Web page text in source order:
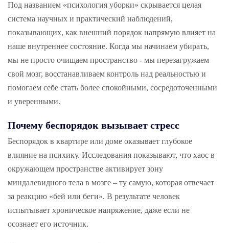
Под названием «психология уборки» скрывается целая
система научных и практический наблюдений,
показывающих, как внешний порядок напрямую влияет на
наше внутреннее состояние. Когда мы начинаем убирать,
мы не просто очищаем пространство - мы перезагружаем
свой мозг, восстанавливаем контроль над реальностью и
помогаем себе стать более спокойными, сосредоточенными
и уверенными.
Почему беспорядок вызывает стресс
Беспорядок в квартире или доме оказывает глубокое
влияние на психику. Исследования показывают, что хаос в
окружающем пространстве активирует зону
миндалевидного тела в мозге – ту самую, которая отвечает
за реакцию «бей или беги». В результате человек
испытывает хроническое напряжение, даже если не
осознает его источник.